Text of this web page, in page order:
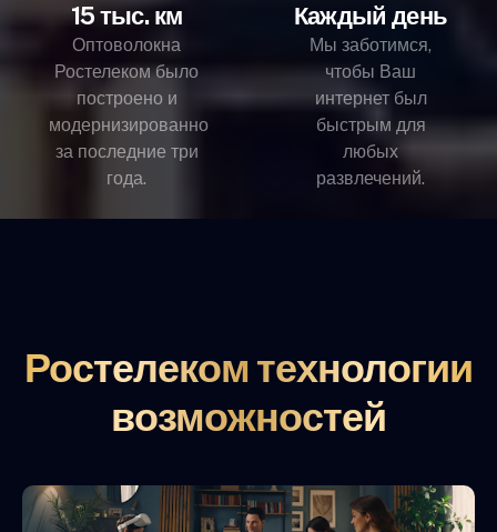
15 тыс. км
Оптоволокна
Ростелеком было
построено и
модернизированно
за последние три
года.
Каждый день
Мы заботимся,
чтобы Ваш
интернет был
быстрым для
любых
развлечений.
Ростелеком технологии
возможностей